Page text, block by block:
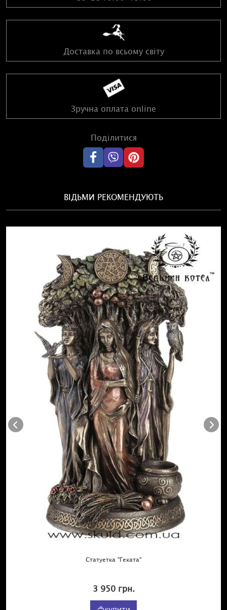
Доставка по всьому світу
Зручна оплата online
Поділитися
ВІДЬМИ РЕКОМЕНДУЮТЬ
Статуетка "Геката"
3 950 грн.